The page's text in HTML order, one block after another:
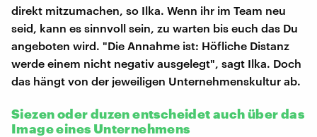
direkt mitzumachen, so Ilka. Wenn ihr im Team neu
seid, kann es sinnvoll sein, zu warten bis euch das Du
angeboten wird. "Die Annahme ist: Höfliche Distanz
werde einem nicht negativ ausgelegt", sagt Ilka. Doch
das hängt von der jeweiligen Unternehmenskultur ab.
Siezen oder duzen entscheidet auch über das
Image eines Unternehmens